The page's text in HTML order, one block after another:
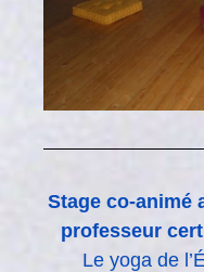
Stage co-animé
professeur
Le yoga de